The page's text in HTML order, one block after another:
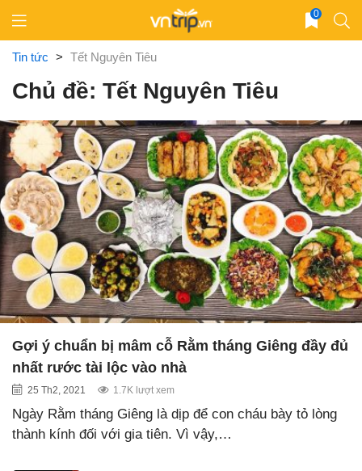
content
0
Tin tức > Tết Nguyên Tiêu
Chủ đề: Tết Nguyên Tiêu
Gợi ý chuẩn bị mâm cỗ Rằm tháng Giêng đầy đủ
nhất rước tài lộc vào nhà
25 Th2, 2021 1.7K lượt xem
Ngày Rằm tháng Giêng là dịp để con cháu bày tỏ lòng
thành kính đối với gia tiên. Vì vậy,…